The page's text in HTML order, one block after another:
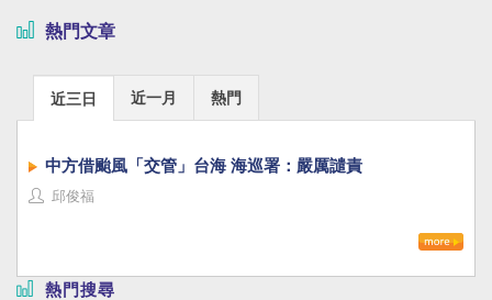
熱門文章
近三日 近一月 熱門
中方借颱風「交管」台海 海巡署：嚴厲譴責
邱俊福
熱門搜尋